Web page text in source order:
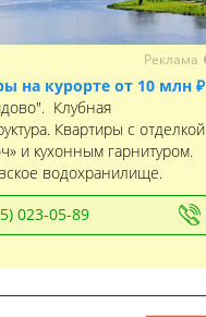
Реклама
на курорте от 10 млн ₽
Клубная
Квартиры с отделкой
и кухонным гарнитуром.
водохранилище.
023-05-89